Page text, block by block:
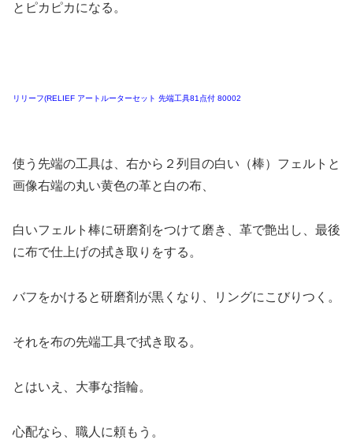
とピカピカになる。
リリーフ(RELIEF アートルーターセット 先端工具81点付 80002
使う先端の工具は、右から２列目の白い（棒）フェルトと
画像右端の丸い黄色の革と白の布、
白いフェルト棒に研磨剤をつけて磨き、革で艶出し、最後
に布で仕上げの拭き取りをする。
バフをかけると研磨剤が黒くなり、リングにこびりつく。
それを布の先端工具で拭き取る。
とはいえ、大事な指輪。
心配なら、職人に頼もう。